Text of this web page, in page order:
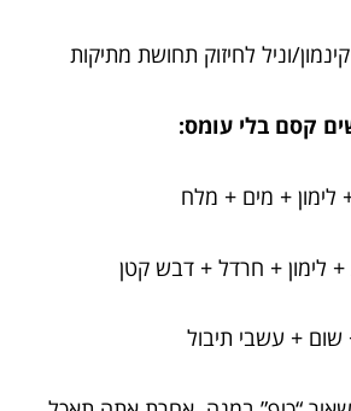
וניל לחיזוק תחושת מתיקות
קסם בלי עומס:
לימון + מים + מלח
+ לימון + חרדל + דבש קטן
שום + עשבי תיבול